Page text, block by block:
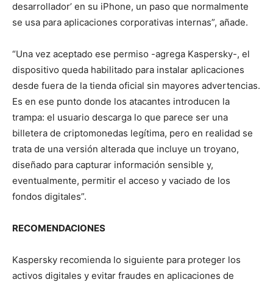
desarrollador’ en su iPhone, un paso que normalmente
se usa para aplicaciones corporativas internas”, añade.
“Una vez aceptado ese permiso -agrega Kaspersky-, el
dispositivo queda habilitado para instalar aplicaciones
desde fuera de la tienda oficial sin mayores advertencias.
Es en ese punto donde los atacantes introducen la
trampa: el usuario descarga lo que parece ser una
billetera de criptomonedas legítima, pero en realidad se
trata de una versión alterada que incluye un troyano,
diseñado para capturar información sensible y,
eventualmente, permitir el acceso y vaciado de los
fondos digitales”.
RECOMENDACIONES
Kaspersky recomienda lo siguiente para proteger los
activos digitales y evitar fraudes en aplicaciones de